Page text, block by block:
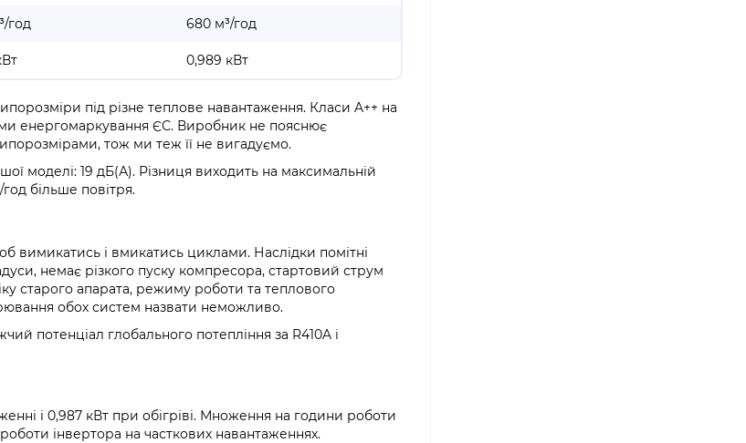
год 680 м³/год
0,989 кВт
під різне теплове навантаження. Класи A++ на
енергомаркування ЄС. Виробник не пояснює
тож ми теж її не вигадуємо.
моделі: 19 дБ(А). Різниця виходить на максимальній
більше повітря.
вимикатись і вмикатись циклами. Наслідки помітні
немає різкого пуску компресора, стартовий струм
старого апарата, режиму роботи та теплового
обох систем назвати неможливо.
потенціал глобального потепління за R410A і
і 0,987 кВт при обігріві. Множення на години роботи
інвертора на часткових навантаженнях.